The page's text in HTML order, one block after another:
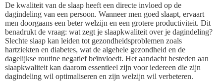
De kwaliteit van de slaap heeft een directe invloed op de
dagindeling van een persoon. Wanneer men goed slaapt, ervaart
men doorgaans een beter welzijn en een grotere productiviteit. Dit
benadrukt de vraag: wat zegt je slaapkwaliteit over je dagindeling?
Slechte slaap kan leiden tot gezondheidsproblemen zoals
hartziekten en diabetes, wat de algehele gezondheid en de
dagelijkse routine negatief beïnvloedt. Het aandacht besteden aan
slaapkwaliteit kan daarom essentieel zijn voor iedereen die zijn
dagindeling wil optimaliseren en zijn welzijn wil verbeteren.